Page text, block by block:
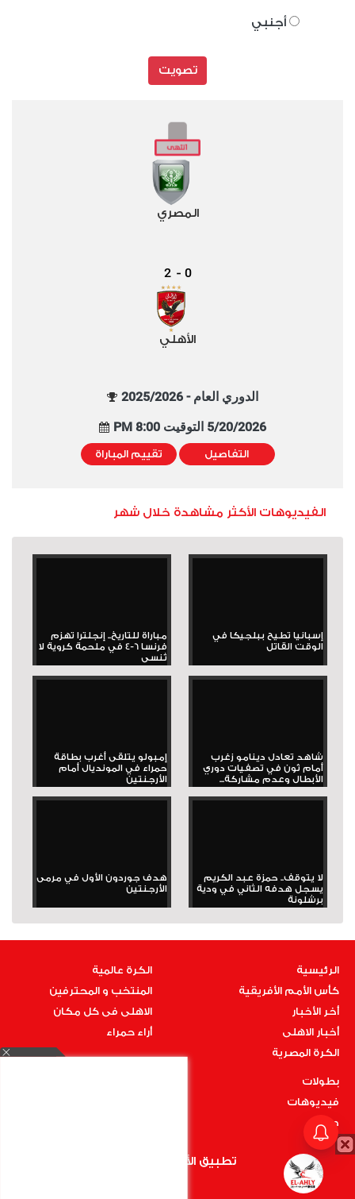
أجنبي
تصويت
المصري
0
-
2
الأهلي
الدوري العام - 2025/2026
5/20/2026 التوقيت 8:00 PM
التفاصيل تقييم المباراة
الفيديوهات الأكثر مشاهدة خلال شهر
إسبانيا تطيح ببلجيكا في
الوقت القاتل
مباراة للتاريخ.. إنجلترا تهزم
فرنسا 6-4 في ملحمة كروية لا
تُنسى
شاهد تعادل دينامو زغرب
أمام ثون في تصفيات دوري
الأبطال وعدم مشاركة...
إمبولو يتلقى أغرب بطاقة
حمراء في المونديال أمام
الأرجنتين
لا يتوقف.. حمزة عبد الكريم
يسجل هدفه الثاني في ودية
برشلونة
هدف جوردون الأول في مرمى
الأرجنتين
الرئيسية
كأس الأمم الأفريقية
أخر الأخبار
أخبار الاهلى
الكرة المصرية
الكرة عالمية
المنتخب و المحترفين
الاهلى فى كل مكان
أراء حمراء
بطولات
فيديوهات
صور
اتصل بنا
تطبيق الأهلي.كوم متاح الأن